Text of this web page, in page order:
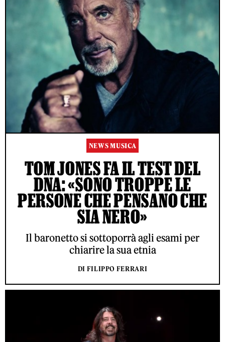
NEWS MUSICA
TOM JONES FA IL TEST DEL
DNA: «SONO TROPPE LE
PERSONE CHE PENSANO CHE
SIA NERO»
Il baronetto si sottoporrà agli esami per
chiarire la sua etnia
DI FILIPPO FERRARI